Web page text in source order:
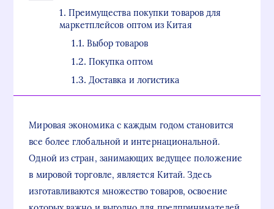
Преимущества покупки товаров для
маркетплейсов оптом из Китая
Выбор товаров
Покупка оптом
Доставка и логистика
Мировая экономика с каждым годом становится
все более глобальной и интернациональной.
Одной из стран, занимающих ведущее положение
в мировой торговле, является Китай. Здесь
изготавливаются множество товаров, освоение